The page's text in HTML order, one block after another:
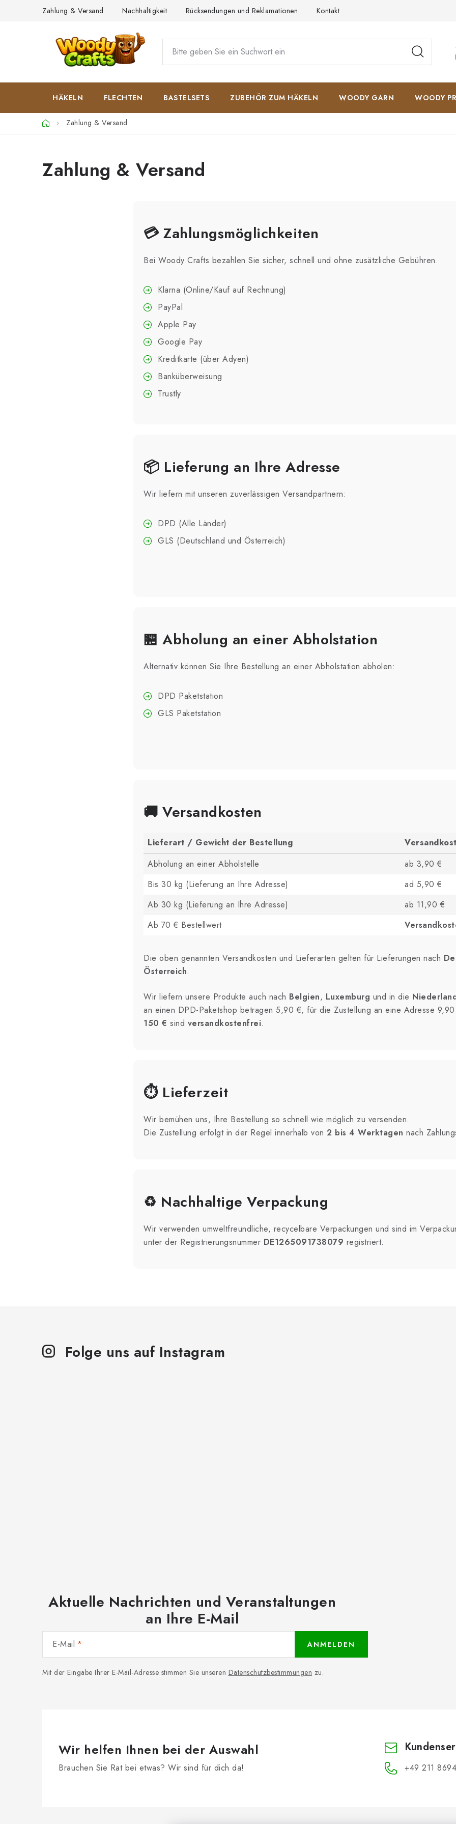
Zahlung & Versand Nachhaltigkeit Rücksendungen und Reklamationen Kontakt
HÄKELN FLECHTEN BASTELSETS ZUBEHÖR ZUM HÄKELN WOODY GARN WOODY
StartseiteZahlung & Versand
Zahlung & Versand
💳 Zahlungsmöglichkeiten
Bei Woody Crafts bezahlen Sie sicher, schnell und ohne zusätzliche Gebühren.
Klarna (Online/Kauf auf Rechnung)
PayPal
Apple Pay
Google Pay
Kreditkarte (über Adyen)
Banküberweisung
Trustly
📦 Lieferung an Ihre Adresse
Wir liefern mit unseren zuverlässigen Versandpartnern:
DPD (Alle Länder)
GLS (Deutschland und Österreich)
🏪 Abholung an einer Abholstation
Alternativ können Sie Ihre Bestellung an einer Abholstation abholen:
DPD Paketstation
GLS Paketstation
🚚 Versandkosten
Lieferart / Gewicht der Bestellung
Abholung an einer Abholstelle
ab 3,90 €
Bis 30 kg (Lieferung an Ihre Adresse)
ad 5,90 €
Ab 30 kg (Lieferung an Ihre Adresse)
ab 11,90 €
Ab 70 € Bestellwert
Die oben genannten Versandkosten und Lieferarten gelten für Lieferungen nach
Österreich.
Wir liefern unsere Produkte auch nach Belgien, Luxemburg und in die
an einen DPD-Paketshop betragen 5,90 €, für die Zustellung an eine Adresse
150 € sind versandkostenfrei.
⏱️ Lieferzeit
Wir bemühen uns, Ihre Bestellung so schnell wie möglich zu versenden.
Die Zustellung erfolgt in der Regel innerhalb von 2 bis 4 Werktagen nach
♻️ Nachhaltige Verpackung
Wir verwenden umweltfreundliche, recycelbare Verpackungen und sind im
unter der Registrierungsnummer DE1265091738079 registriert.
Folge uns auf Instagram
Aktuelle Nachrichten und Veranstaltungen
an Ihre E-Mail
E-Mail
Mit der Eingabe Ihrer E-Mail-Adresse stimmen Sie unseren Datenschutzbestimmungen zu.
ANMELDEN
Wir helfen Ihnen bei der Auswahl
Brauchen Sie Rat bei etwas? Wir sind für dich da! +49 211